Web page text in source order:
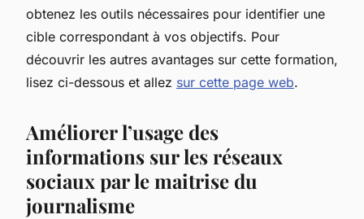
obtenez les outils nécessaires pour identifier une
cible correspondant à vos objectifs. Pour
découvrir les autres avantages sur cette formation,
lisez ci-dessous et allez sur cette page web.
Améliorer l’usage des
informations sur les réseaux
sociaux par le maitrise du
journalisme